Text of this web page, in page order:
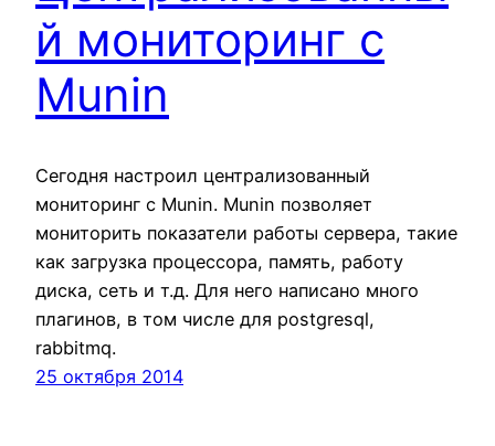
й мониторинг c
Munin
Сегодня настроил централизованный
мониторинг c Munin. Munin позволяет
мониторить показатели работы сервера, такие
как загрузка процессора, память, работу
диска, сеть и т.д. Для него написано много
плагинов, в том числе для postgresql,
rabbitmq.
25 октября 2014